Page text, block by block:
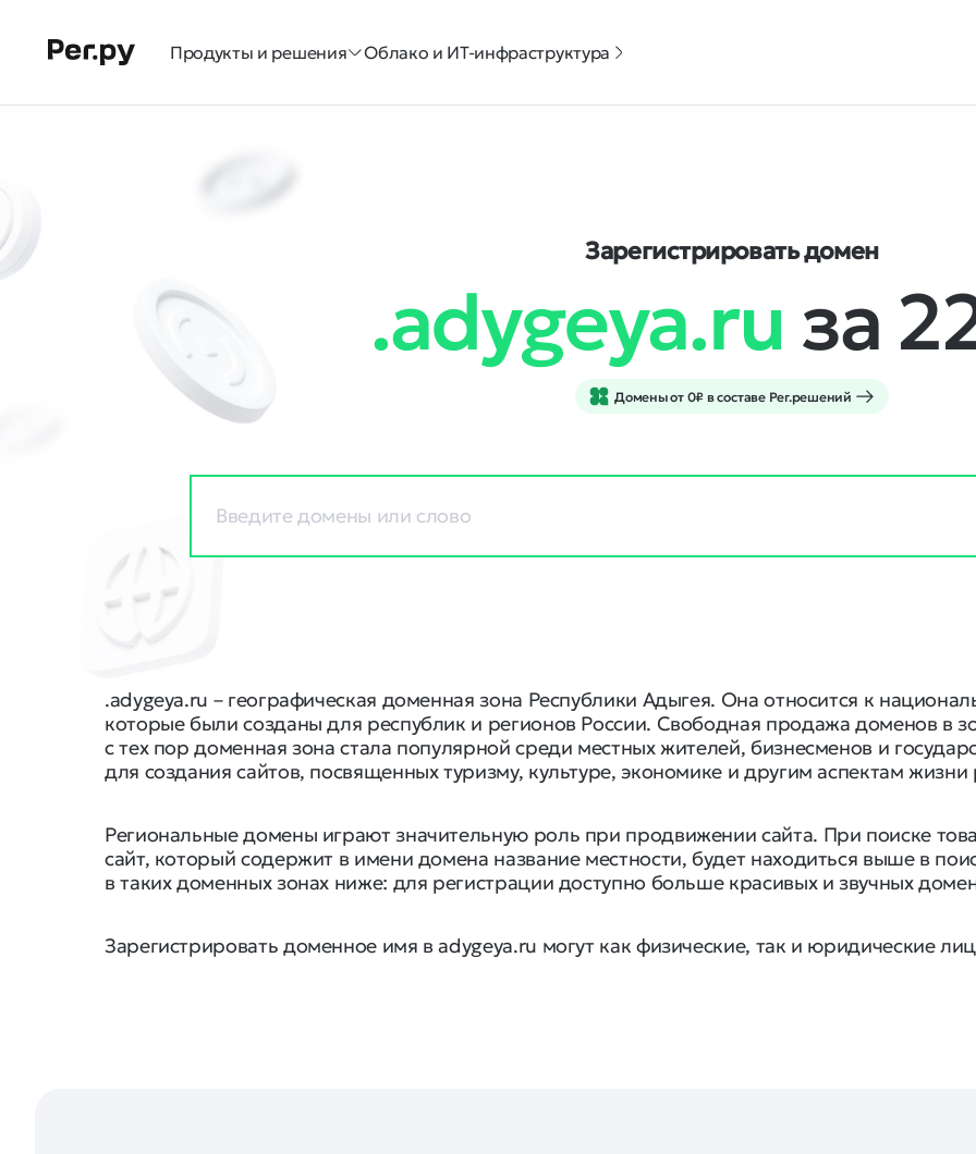
Продукты и решения Облако и ИТ-инфраструктура
Зарегистрировать домен
.adygeya.ru за
Домены от 0₽ в составе Рег.решений
.adygeya.ru – географическая доменная зона Республики Адыгея. Она относится к
которые были созданы для республик и регионов России. Свободная продажа доменов в
с тех пор доменная зона стала популярной среди местных жителей, бизнесменов и
для создания сайтов, посвященных туризму, культуре, экономике и другим аспектам
Региональные домены играют значительную роль при продвижении сайта. При поиске
сайт, который содержит в имени домена название местности, будет находиться выше в
в таких доменных зонах ниже: для регистрации доступно больше красивых и звучных
Зарегистрировать доменное имя в adygeya.ru могут как физические, так и юридические